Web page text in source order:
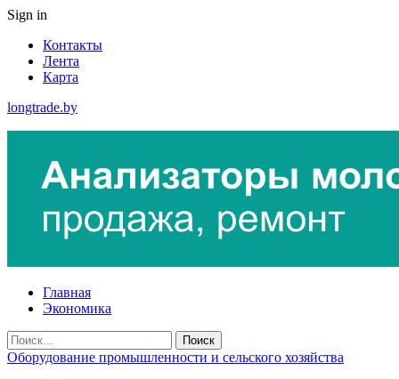
Sign in
Контакты
Лента
Карта
longtrade.by
Главная
Экономика
Оборудование промышленности и сельского хозяйства